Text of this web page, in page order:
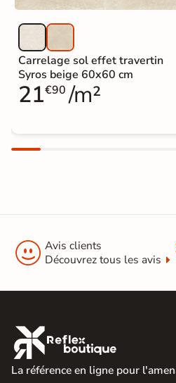
Carrelage sol effet travertin
Syros beige 60x60 cm
21€90 /m²
 Avis clients
Découvrez tous les avis

La référence en ligne pour